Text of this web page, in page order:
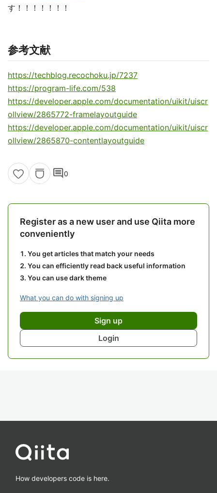
す！！！！！！！
参考文献
https://techblog.recochoku.jp/7237
https://program-life.com/538
https://developer.apple.com/documentation/uikit/uiscr
ollview/2865772-framelayoutguide
https://developer.apple.com/documentation/uikit/uiscr
ollview/2865870-contentlayoutguide
comment0
Register as a new user and use Qiita more
conveniently
You get articles that match your needs
You can efficiently read back useful information
You can use dark theme
What you can do with signing up
Sign up
Login
How developers code is here.